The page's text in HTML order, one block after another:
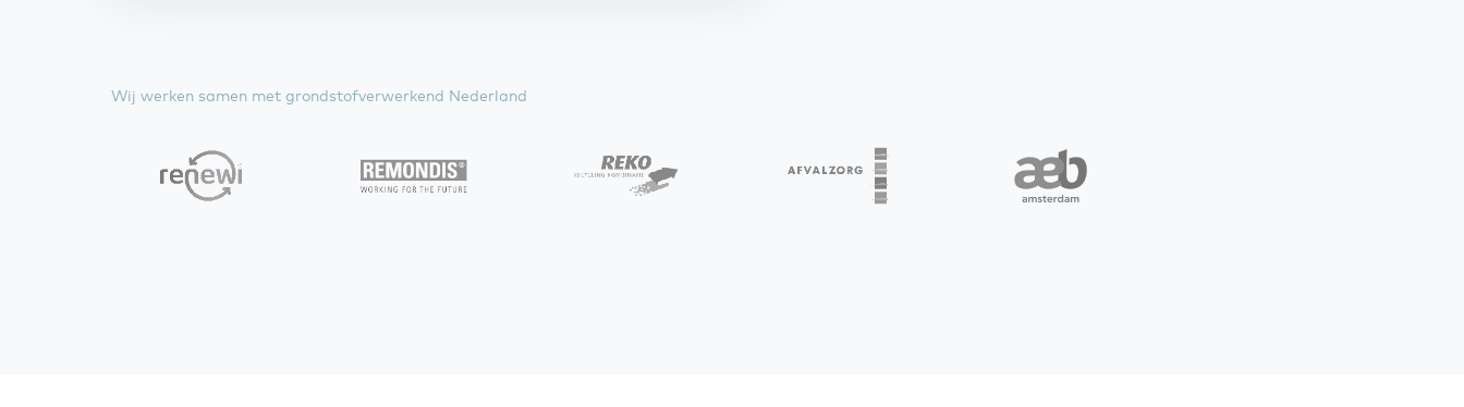
Wij werken samen met grondstofverwerkend Nederland